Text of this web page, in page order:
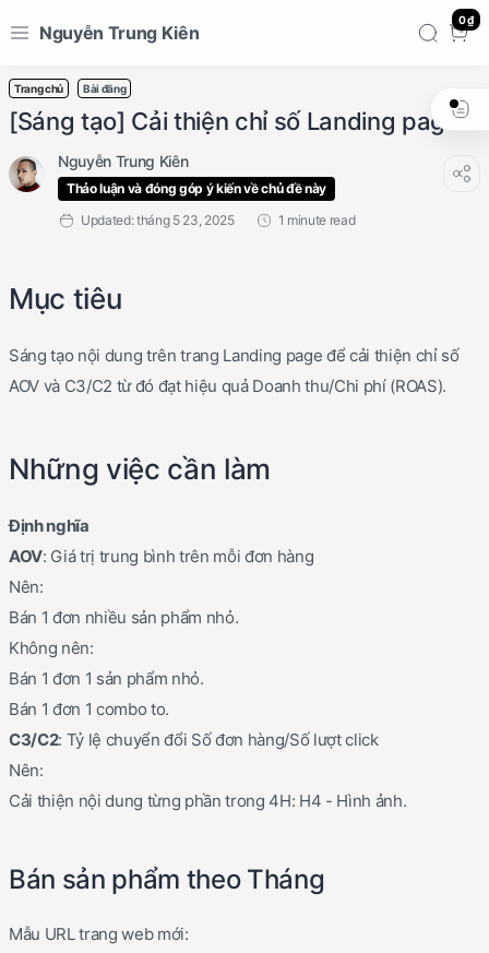
Nguyễn Trung Kiên
0 ₫
Trang chủ Bài đăng
[Sáng tạo] Cải thiện chỉ số Landing page
Thảo luận và đóng góp ý kiến về chủ đề này
1 minute read
Mục tiêu
Sáng tạo nội dung trên trang Landing page để cải thiện chỉ số
AOV và C3/C2 từ đó đạt hiệu quả Doanh thu/Chi phí (ROAS).
Những việc cần làm
Định nghĩa
AOV: Giá trị trung bình trên mỗi đơn hàng
Nên:
Bán 1 đơn nhiều sản phẩm nhỏ.
Không nên:
Bán 1 đơn 1 sản phẩm nhỏ.
Bán 1 đơn 1 combo to.
C3/C2: Tỷ lệ chuyển đổi Số đơn hàng/Số lượt click
Nên:
Cải thiện nội dung từng phần trong 4H: H4 - Hình ảnh.
Bán sản phẩm theo Tháng
Mẫu URL trang web mới: